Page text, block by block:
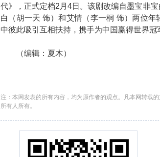
代》，正式定档2月4日。该剧改编自墨宝非
白（胡一天 饰）和艾情（李一桐 饰）两位
中彼此吸引互相扶持，携手为中国赢得世界冠
（编辑：夏木）
注：本网发表的所有内容，均为原作者的观点。凡本网转载
所有人所有。